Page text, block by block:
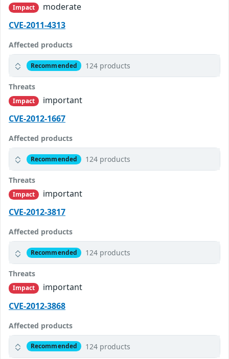
Impact
moderate
CVE-2011-4313
Affected products
Recommended 124 products
Threats
Impact
important
CVE-2012-1667
Affected products
Recommended 124 products
Threats
Impact
important
CVE-2012-3817
Affected products
Recommended 124 products
Threats
Impact
important
CVE-2012-3868
Affected products
Recommended 124 products